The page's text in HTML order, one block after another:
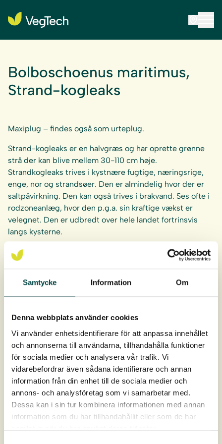
Samtycke Information Om
Denna webbplats använder cookies
Vi använder enhetsidentifierare för att anpassa innehållet
och annonserna till användarna, tillhandahålla funktioner
för sociala medier och analysera vår trafik. Vi
vidarebefordrar även sådana identifierare och annan
information från din enhet till de sociala medier och
annons- och analysföretag som vi samarbetar med.
Dessa kan i sin tur kombinera informationen med annan
information som du har tillhandahållit eller som de har
samlat in när du har använt deras tjänster.
Bolboschoenus maritimus,
Strand-kogleaks
Maxiplug – findes også som urteplug.
Strand-kogleaks er en halvgræs og har oprette grønne
strå der kan blive mellem 30-110 cm høje.
Strandkogleaks trives i kystnære fugtige, næringsrige,
enge, nor og strandsøer. Den er almindelig hvor der er
saltpåvirkning. Den kan også trives i brakvand. Ses ofte i
rodzoneanlæg, hvor den p.g.a. sin kraftige vækst er
velegnet. Den er udbredt over hele landet fortrinsvis
langs kysterne.
Strand-kogleaks er hjemmehørende.
For at planterne skal trives og udvikles på bedste vis er
det vigtigt at plante planterne på rette niveau i forhold til
middelvandstanden. Seplante- og plejevejledning.
Anbefalet plantetæthed:
3-5 planter/m²
Rodklump ca 9 × 12 cm, Rodvolum ca 1 liter.
Levering: April-oktober